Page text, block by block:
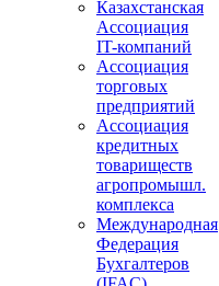
Казахстанская
Ассоциация
IT-компаний
Ассоциация
торговых
предприятий
Ассоциация
кредитных
товариществ
агропромышл.
комплекса
Международная
Федерация
Бухгалтеров